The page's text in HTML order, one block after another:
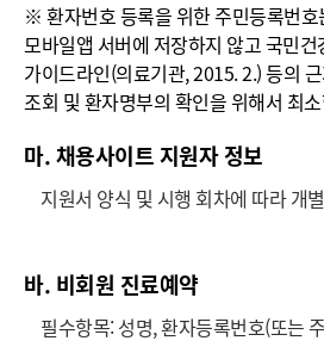
※ 환자번호 등록을 위한 주민등록번
모바일앱 서버에 저장하지 않고 국민
가이드라인(의료기관, 2015. 2.) 등의
조회 및 환자명부의 확인을 위해서 최
마. 채용사이트 지원자 정보
지원서 양식 및 시행 회차에 따라 개
바. 비회원 진료예약
필수항목: 성명, 환자등록번호(또는